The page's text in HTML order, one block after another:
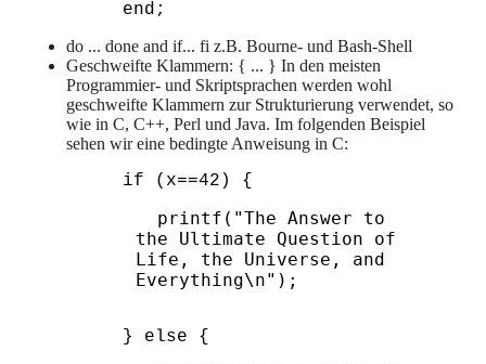
do ... done and if... fi z.B. Bourne- und Bash-Shell
Geschweifte Klammern: { ... } In den meisten
Programmier- und Skriptsprachen werden wohl
geschweifte Klammern zur Strukturierung verwendet, so
wie in C, C++, Perl und Java. Im folgenden Beispiel
sehen wir eine bedingte Anweisung in C:
the Ultimate Question of
Life, the Universe, and